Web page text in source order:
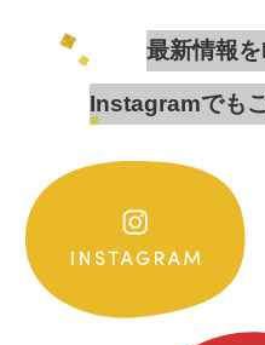
最新情報
Instagramでも